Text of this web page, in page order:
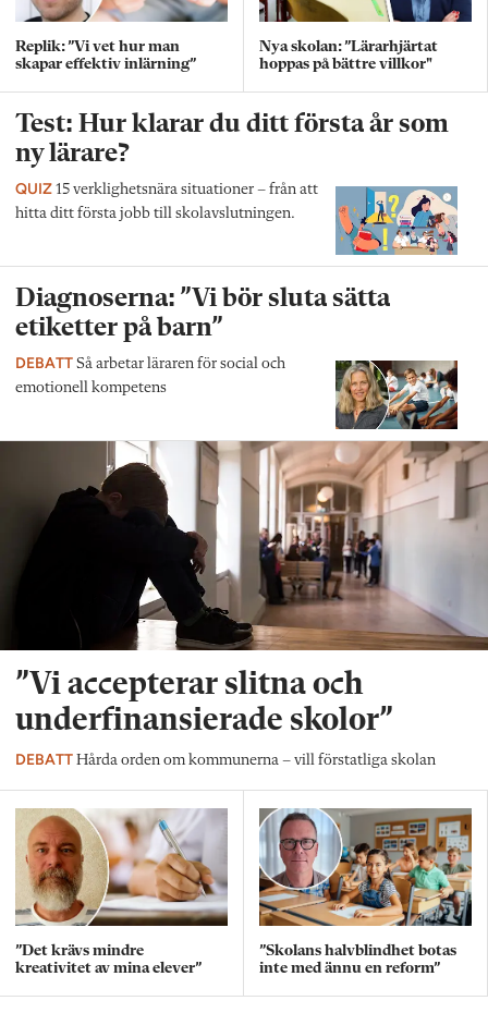
Replik: ”Vi vet hur man
skapar effektiv inlärning”
Nya skolan: ”Lärarhjärtat
hoppas på bättre villkor"
Test: Hur klarar du ditt första år som
ny lärare?
QUIZ 15 verklighetsnära situationer – från att
hitta ditt första jobb till skolavslutningen.
Diagnoserna: ”Vi bör sluta sätta
etiketter på barn”
DEBATT Så arbetar läraren för social och
emotionell kompetens
”Vi accepterar slitna och
underfinansierade skolor”
DEBATT Hårda orden om kommunerna – vill förstatliga skolan
”Det krävs mindre
kreativitet av mina elever”
”Skolans halvblindhet botas
inte med ännu en reform”